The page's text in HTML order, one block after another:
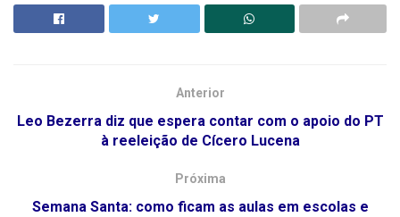
Anterior
Leo Bezerra diz que espera contar com o apoio do PT
à reeleição de Cícero Lucena
Próxima
Semana Santa: como ficam as aulas em escolas e